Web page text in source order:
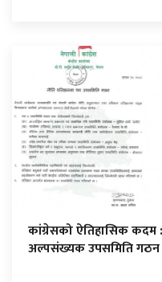
कांग्रेसको ऐतिहासिक कदम
अल्पसंख्यक उपसमिति गठन